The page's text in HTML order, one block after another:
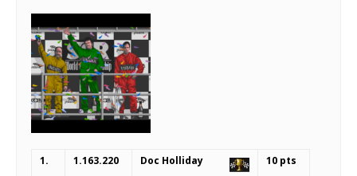
1. 1.163.220 Doc Holliday 10 pts